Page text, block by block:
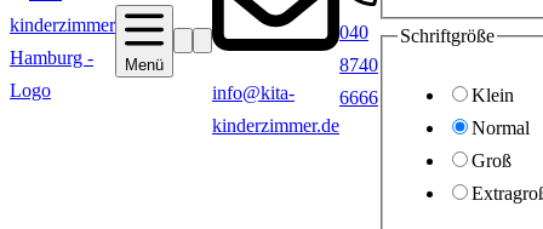
Menü
SucheBarrierefreiheit
info@kita-
kinderzimmer.de
040
8740
6666
Schriftgröße
Klein
Normal
Groß